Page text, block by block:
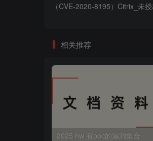
（CVE-2020-8195）Citrix_未
相关推荐
2025 hw 有poc的漏洞集合